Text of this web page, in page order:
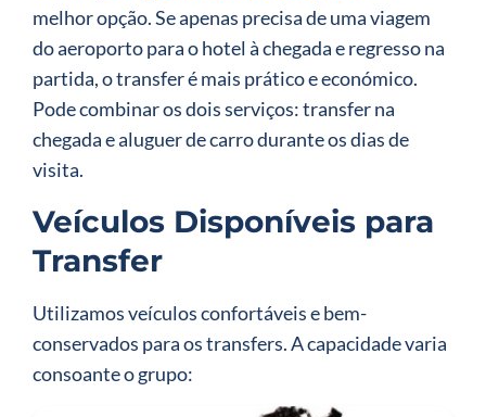
melhor opção. Se apenas precisa de uma viagem
do aeroporto para o hotel à chegada e regresso na
partida, o transfer é mais prático e económico.
Pode combinar os dois serviços: transfer na
chegada e aluguer de carro durante os dias de
visita.
Veículos Disponíveis para
Transfer
Utilizamos veículos confortáveis e bem-
conservados para os transfers. A capacidade varia
consoante o grupo: